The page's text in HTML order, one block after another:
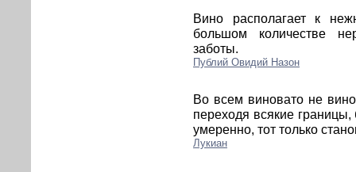
Вино располагает к
большом количестве
заботы.
Публий Овидий Назон
Во всем виновато не
переходя всякие
умеренно, тот только
Лукиан